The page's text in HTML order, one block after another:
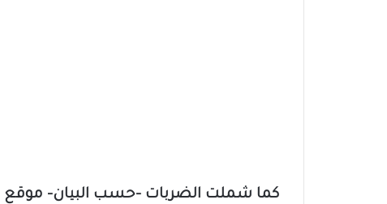
كما شملت الضربات -حسب البيان- موقع